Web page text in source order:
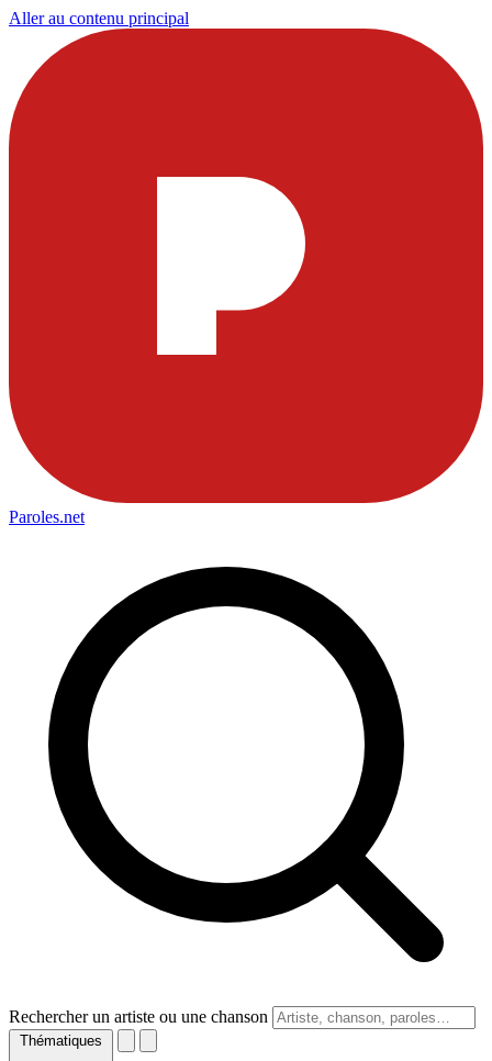
Aller au contenu principal
Paroles.net
Rechercher un artiste ou une chanson
Thématiques